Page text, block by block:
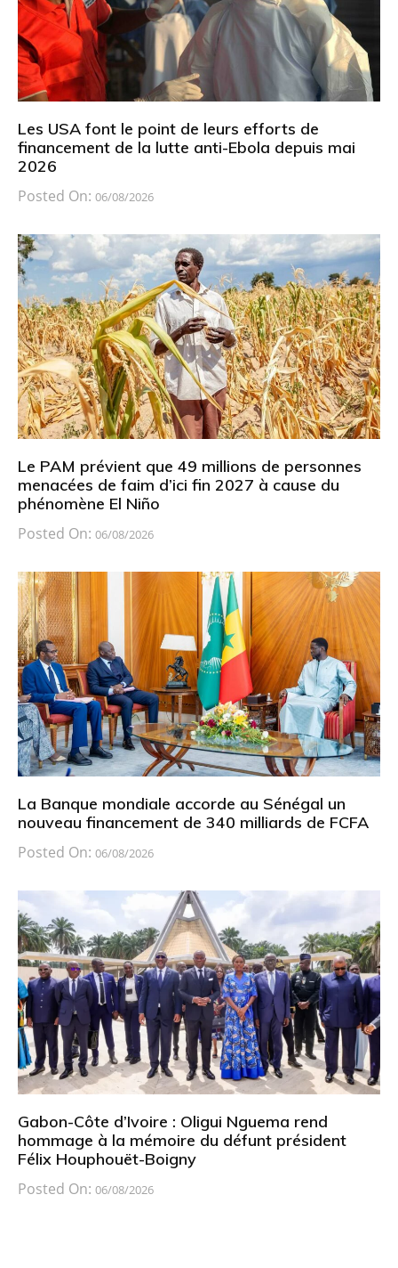
Les USA font le point de leurs efforts de
financement de la lutte anti-Ebola depuis mai
2026
Posted On: 06/08/2026
Le PAM prévient que 49 millions de personnes
menacées de faim d’ici fin 2027 à cause du
phénomène El Niño
Posted On: 06/08/2026
La Banque mondiale accorde au Sénégal un
nouveau financement de 340 milliards de FCFA
Posted On: 06/08/2026
Gabon-Côte d’Ivoire : Oligui Nguema rend
hommage à la mémoire du défunt président
Félix Houphouët-Boigny
Posted On: 06/08/2026